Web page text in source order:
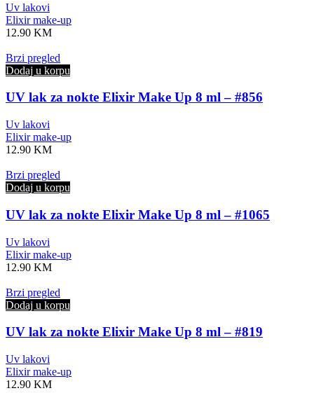
Uv lakovi
Elixir make-up
12.90 KM
Brzi pregled
Dodaj u korpu
UV lak za nokte Elixir Make Up 8 ml – #856
Uv lakovi
Elixir make-up
12.90 KM
Brzi pregled
Dodaj u korpu
UV lak za nokte Elixir Make Up 8 ml – #1065
Uv lakovi
Elixir make-up
12.90 KM
Brzi pregled
Dodaj u korpu
UV lak za nokte Elixir Make Up 8 ml – #819
Uv lakovi
Elixir make-up
12.90 KM